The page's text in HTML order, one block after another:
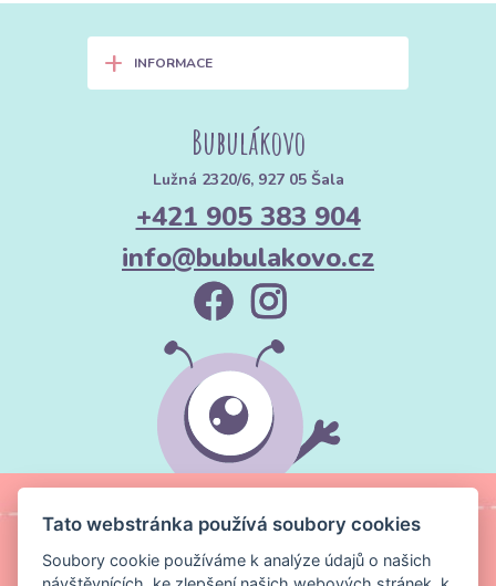
+ INFORMACE
Bubulákovo
Lužná 2320/6, 927 05 Šala
+421 905 383 904
info@bubulakovo.cz
Tato webstránka používá soubory cookies
Soubory cookie používáme k analýze údajů o našich